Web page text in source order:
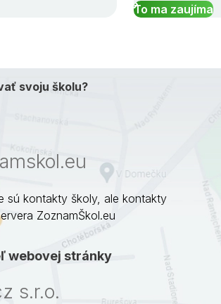
To ma zaujíma
svoju školu?
sú kontakty školy, ale kontakty
ZoznamŠkol.eu
webovej stránky
s.r.o.